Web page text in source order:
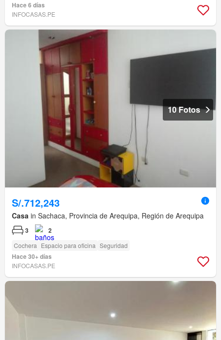
Hace 6 días
INFOCASAS.PE
10 Fotos
S/.712,243
Casa in Sachaca, Provincia de Arequipa, Región de Arequipa
3 2
Cochera Espacio para oficina Seguridad
Hace 30+ días
INFOCASAS.PE